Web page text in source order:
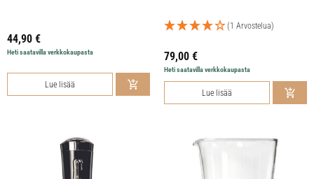
44,90 €
Heti saatavilla verkkokaupasta
Lue lisää
(1 Arvostelua)
79,00 €
Heti saatavilla verkkokaupasta
Lue lisää